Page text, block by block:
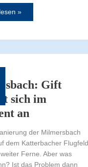
»
Gift
sich im
an
der Milmersbach
dem Katterbacher Flugfeld
Ferne. Aber was
Ist das Problem dann